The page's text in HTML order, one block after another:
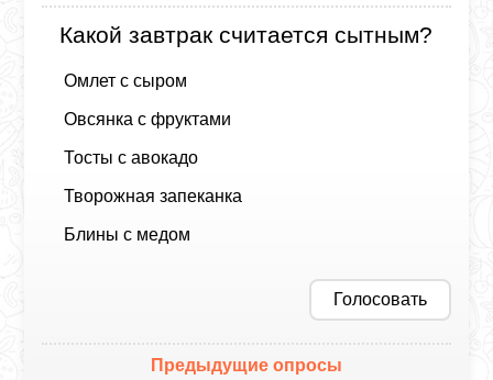
Какой завтрак считается сытным?
Омлет с сыром
Овсянка с фруктами
Тосты с авокадо
Творожная запеканка
Блины с медом
Голосовать
Предыдущие опросы